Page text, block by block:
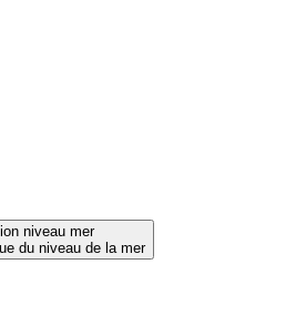
niveau mer
du niveau de la mer